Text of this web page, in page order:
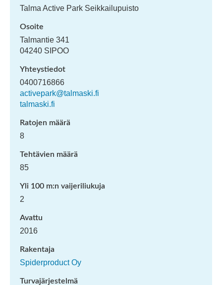
Talma Active Park Seikkailupuisto
Osoite
Talmantie 341
04240 SIPOO
Yhteystiedot
0400716866
activepark@talmaski.fi
talmaski.fi
Ratojen määrä
8
Tehtävien määrä
85
Yli 100 m:n vaijeriliukuja
2
Avattu
2016
Rakentaja
Spiderproduct Oy
Turvajärjestelmä